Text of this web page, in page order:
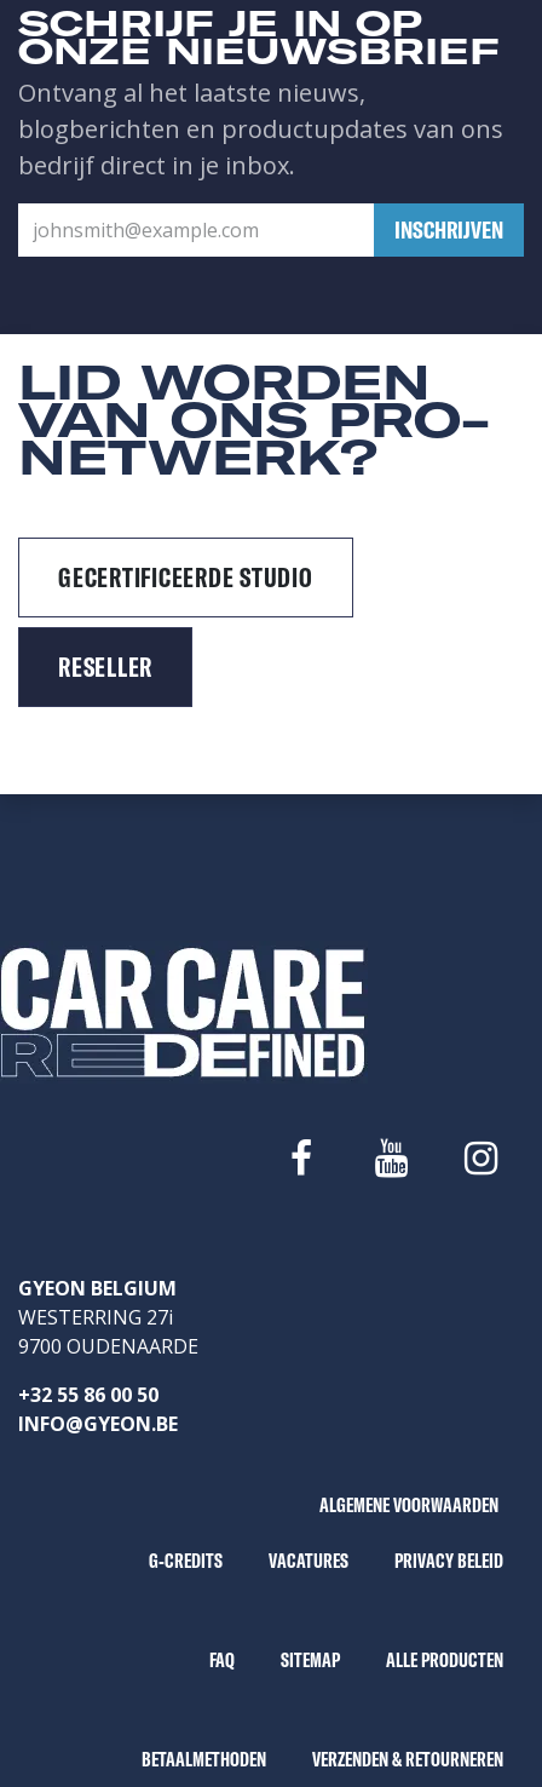
SCHRIJF JE IN OP
ONZE NIEUWSBRIEF
Ontvang al het laatste nieuws,
blogberichten en productupdates van ons
bedrijf direct in je inbox.
​INSCHRIJVEN
LID WORDEN
VAN ONS PRO-
NETWERK?
GECERTIFICEERDE STUDIO
RESELLER
GYEON BELGIUM
WESTERRING 27i
9700 OUDENAARDE
+32 55 86 00 50
INFO@GYEON.BE
ALGEMENE VOORWAARDEN
G-CREDITS VACATURES PRIVACY BELEID
FAQ SITEMAP ALLE PRODUCTEN
BETAALMETHODEN VERZENDEN & RETOURNEREN